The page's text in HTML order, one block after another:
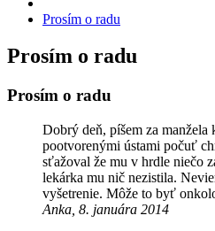
Prosím o radu
Prosím o radu
Prosím o radu
Dobrý deň, píšem za manžela
pootvorenými ústami počuť
sťažoval že mu v hrdle niečo
lekárka mu nič nezistila.
vyšetrenie. Môže to byť
Anka, 8. januára 2014